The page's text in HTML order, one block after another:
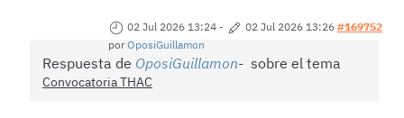
02 Jul 2026 13:24 - 02 Jul 2026 13:26 #169752
porOposiGuillamon
Respuesta de OposiGuillamon sobre el tema
Convocatoria THAC